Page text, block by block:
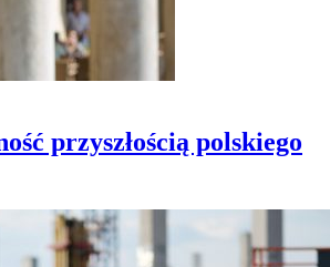
przyszłością polskiego